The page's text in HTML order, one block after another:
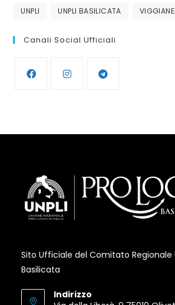
UNPLI UNPLI BASILICATA
Canali Social Ufficiali
Sito Ufficiale del Comitato Regionale
Basilicata
Indirizzo